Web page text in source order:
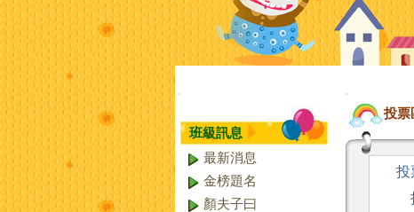
:::
班級訊息
最新消息
金榜題名
顏夫子曰
:::
投票
投